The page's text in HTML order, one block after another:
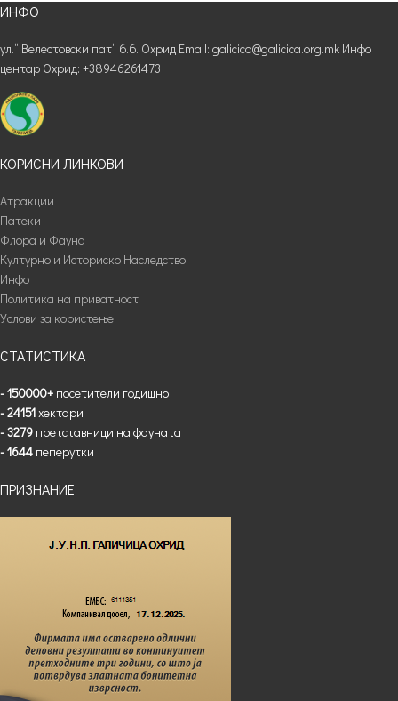
ИНФО
ул.“ Велестовски пат“ б.б. Охрид Email: galicica@galicica.org.mk Инфо
центар Охрид: +38946261473
КОРИСНИ ЛИНКОВИ
Атракции
Патеки
Флора и Фауна
Културно и Историско Наследство
Инфо
Политика на приватност
Услови за користење
СТАТИСТИКА
- 150000+ посетители годишно
- 24151хектари
- 3279 претставници на фауната
- 1644 пеперутки
ПРИЗНАНИЕ